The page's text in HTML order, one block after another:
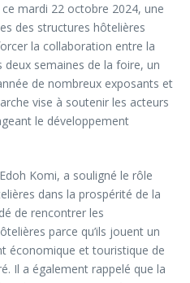
mardi 22 octobre 2024, une
des structures hôtelières
la collaboration entre la
semaines de la foire, un
de nombreux exposants et
vise à soutenir les acteurs
le développement
Komi, a souligné le rôle
dans la prospérité de la
de rencontrer les
parce qu’ils jouent un
économique et touristique de
Il a également rappelé que la